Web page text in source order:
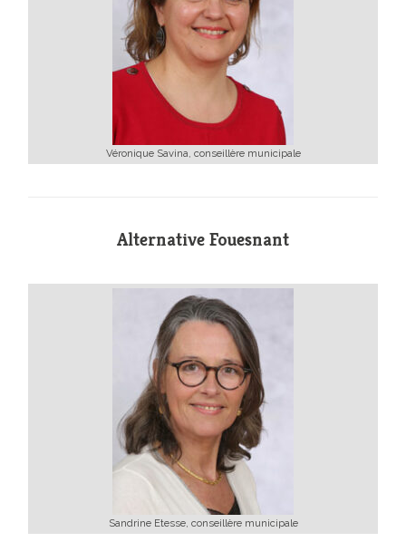
Véronique Savina, conseillère municipale
Alternative Fouesnant
Sandrine Etesse, conseillère municipale